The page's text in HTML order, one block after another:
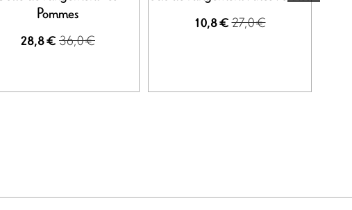
Pommes
28,8 € 36,0 €
10,8 €27,0 €